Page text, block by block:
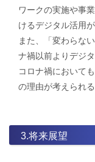
ワークの実施や事
けるデジタル活用
また、「変わらな
ナ禍以前よりデジ
コロナ禍において
の理由が考えられる
3.将来展望